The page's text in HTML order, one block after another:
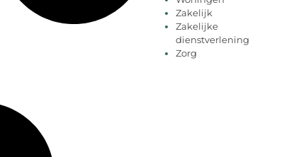
Zakelijk
Zakelijke
dienstverlening
Zorg